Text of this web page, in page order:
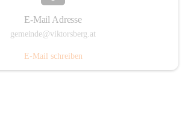
E-Mail Adresse
gemeinde@viktorsberg.at
E-Mail schreiben